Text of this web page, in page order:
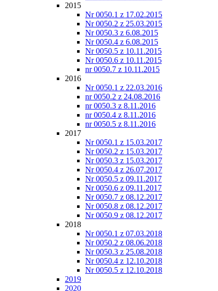
2015
Nr 0050.1 z 17.02.2015
Nr 0050.2 z 25.03.2015
Nr 0050.3 z 6.08.2015
Nr 0050.4 z 6.08.2015
Nr 0050.5 z 10.11.2015
Nr 0050.6 z 10.11.2015
nr 0050.7 z 10.11.2015
2016
Nr 0050.1 z 22.03.2016
nr 0050.2 z 24.08.2016
nr 0050.3 z 8.11.2016
nr 0050.4 z 8.11.2016
nr 0050.5 z 8.11.2016
2017
Nr 0050.1 z 15.03.2017
Nr 0050.2 z 15.03.2017
Nr 0050.3 z 15.03.2017
Nr 0050.4 z 26.07.2017
Nr 0050.5 z 09.11.2017
Nr 0050.6 z 09.11.2017
Nr 0050.7 z 08.12.2017
Nr 0050.8 z 08.12.2017
Nr 0050.9 z 08.12.2017
2018
Nr 0050.1 z 07.03.2018
Nr 0050.2 z 08.06.2018
Nr 0050.3 z 25.08.2018
Nr 0050.4 z 12.10.2018
Nr 0050.5 z 12.10.2018
2019
2020